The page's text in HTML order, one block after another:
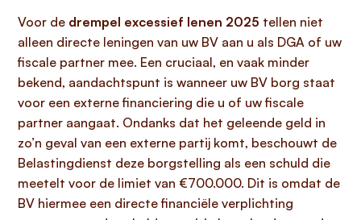
Voor de drempel excessief lenen 2025 tellen niet
alleen directe leningen van uw BV aan u als DGA of uw
fiscale partner mee. Een cruciaal, en vaak minder
bekend, aandachtspunt is wanneer uw BV borg staat
voor een externe financiering die u of uw fiscale
partner aangaat. Ondanks dat het geleende geld in
zo’n geval van een externe partij komt, beschouwt de
Belastingdienst deze borgstelling als een schuld die
meetelt voor de limiet van €700.000. Dit is omdat de
BV hiermee een directe financiële verplichting